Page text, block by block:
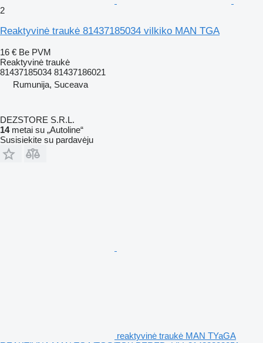
2
Reaktyvinė traukė 81437185034 vilkiko MAN TGA
16 € Be PVM
Reaktyvinė traukė
81437185034 81437186021
Rumunija, Suceava
DEZSTORE S.R.L.
14metai su „Autoline“
Susisiekite su pardavėju
reaktyvinė traukė MAN TYaGA